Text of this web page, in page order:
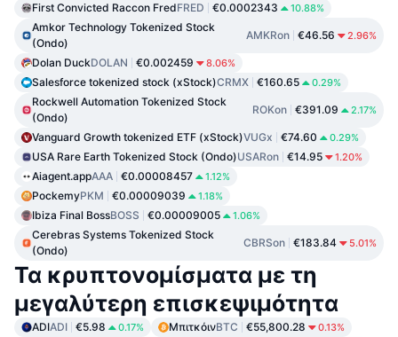
First Convicted Raccon FredFRED €0.0002343 10.88%
Amkor Technology Tokenized Stock
(Ondo)
AMKRon €46.56 2.96%
Dolan DuckDOLAN €0.002459 8.06%
Salesforce tokenized stock (xStock)CRMX €160.65 0.29%
Rockwell Automation Tokenized Stock
(Ondo)
ROKon €391.09 2.17%
Vanguard Growth tokenized ETF (xStock)VUGx €74.60 0.29%
USA Rare Earth Tokenized Stock (Ondo)USARon €14.95 1.20%
Aiagent.appAAA €0.00008457 1.12%
PockemyPKM €0.00009039 1.18%
Ibiza Final BossBOSS €0.00009005 1.06%
Cerebras Systems Tokenized Stock
(Ondo)
CBRSon €183.84 5.01%
Τα κρυπτονομίσματα με τη
μεγαλύτερη επισκεψιμότητα
ADIADI €5.98 0.17% ΜπιτκόινBTC €55,800.28 0.13%